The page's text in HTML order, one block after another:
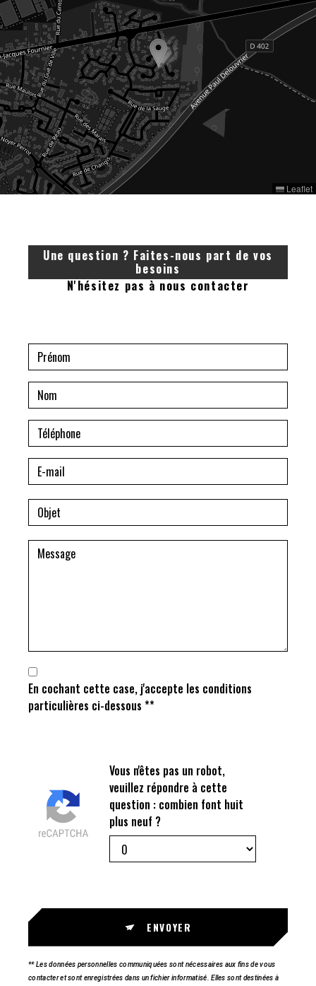
Leaflet
Une question ? Faites-nous part de vos
besoins
N'hésitez pas à nous contacter
En cochant cette case, j'accepte les conditions
particulières ci-dessous **
Vous n'êtes pas un robot,
veuillez répondre à cette
question : combien font huit
plus neuf ?
ENVOYER
** Les données personnelles communiquées sont nécessaires aux fins de vous
contacter et sont enregistrées dans un fichier informatisé. Elles sont destinées à